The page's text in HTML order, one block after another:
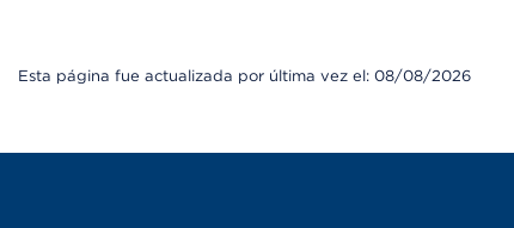
Esta página fue actualizada por última vez el: 08/08/2026